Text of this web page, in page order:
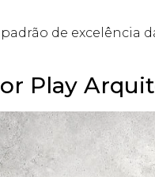
de excelência
Play